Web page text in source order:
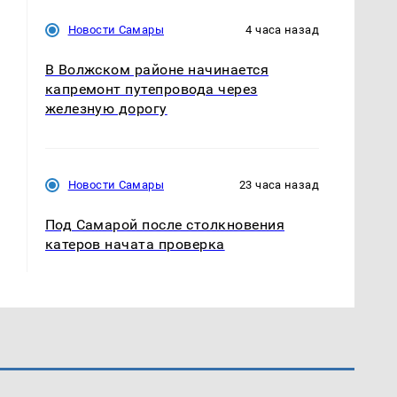
Новости Самары 4 часа назад
В Волжском районе начинается
капремонт путепровода через
железную дорогу
Новости Самары 23 часа назад
Под Самарой после столкновения
катеров начата проверка